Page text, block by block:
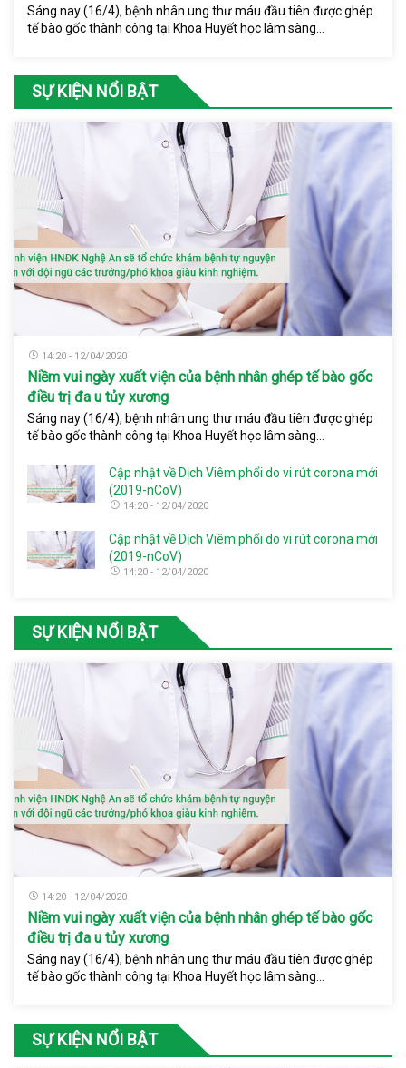
Sáng nay (16/4), bệnh nhân ung thư máu đầu tiên được ghép
tế bào gốc thành công tại Khoa Huyết học lâm sàng...
SỰ KIỆN NỔI BẬT
14:20 - 12/04/2020
Niềm vui ngày xuất viện của bệnh nhân ghép tế bào gốc
điều trị đa u tủy xương
Sáng nay (16/4), bệnh nhân ung thư máu đầu tiên được ghép
tế bào gốc thành công tại Khoa Huyết học lâm sàng...
Cập nhật về Dịch Viêm phổi do vi rút corona mới
(2019-nCoV)
14:20 - 12/04/2020
Cập nhật về Dịch Viêm phổi do vi rút corona mới
(2019-nCoV)
14:20 - 12/04/2020
SỰ KIỆN NỔI BẬT
14:20 - 12/04/2020
Niềm vui ngày xuất viện của bệnh nhân ghép tế bào gốc
điều trị đa u tủy xương
Sáng nay (16/4), bệnh nhân ung thư máu đầu tiên được ghép
tế bào gốc thành công tại Khoa Huyết học lâm sàng...
SỰ KIỆN NỔI BẬT